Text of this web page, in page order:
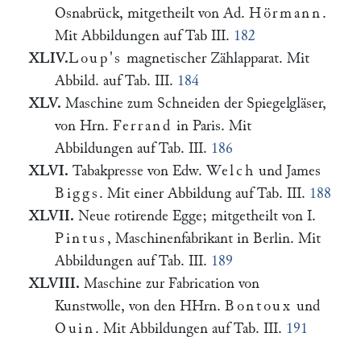
Osnabrück, mitgetheilt von Ad. Hörmann .
Mit Abbildungen auf Tab III. 182
XLIV.Loup's magnetischer Zählapparat. Mit
Abbild. auf Tab. III. 184
XLV. Maschine zum Schneiden der Spiegelgläser,
von Hrn. Ferrand in Paris. Mit
Abbildungen auf Tab. III. 186
XLVI. Tabakpresse von Edw. Welch und James
Biggs . Mit einer Abbildung auf Tab. III. 188
XLVII. Neue rotirende Egge; mitgetheilt von I.
Pintus , Maschinenfabrikant in Berlin. Mit
Abbildungen auf Tab. III. 189
XLVIII. Maschine zur Fabrication von
Kunstwolle, von den HHrn. Bontoux und
Ouin . Mit Abbildungen auf Tab. III. 191